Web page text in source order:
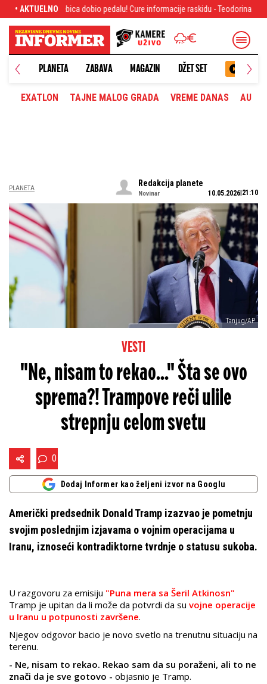
• AKTUELNO
pedalu! Cure informacije raskidu - Teodorina porodica odlučna u jednoj
PLANETA ZABAVA MAGAZIN DŽET SET
EXATLON TAJNE MALOG GRADA VREME DANAS
PLANETA
Redakcija planete
Novinar 10.05.2026 21:10
Tanjug/AP
VESTI
"Ne, nisam to rekao..." Šta se ovo
sprema?! Trampove reči ulile
strepnju celom svetu
0
Dodaj Informer kao željeni izvor na Googlu
Američki predsednik Donald Tramp izazvao je pometnju
svojim poslednjim izjavama o vojnim operacijama u
Iranu, iznoseći kontradiktorne tvrdnje o statusu sukoba.
U razgovoru za emisiju "Puna mera sa Šeril Atkinosn"
Tramp je upitan da li može da potvrdi da su vojne operacije
u Iranu u potpunosti završene.
Njegov odgovor bacio je novo svetlo na trenutnu situaciju na
terenu.
- Ne, nisam to rekao. Rekao sam da su poraženi, ali to ne
znači da je sve gotovo - objasnio je Tramp.